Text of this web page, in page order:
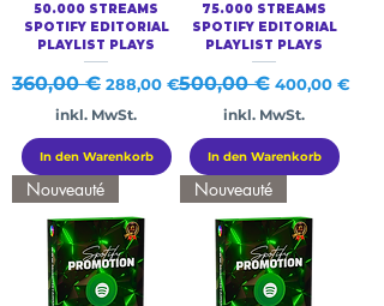
50.000 STREAMS
SPOTIFY EDITORIAL
PLAYLIST PLAYS
Standardpreis
360,00 € Sale-Preis
288,00 €
inkl. MwSt.
In den Warenkorb
75.000 STREAMS
SPOTIFY EDITORIAL
PLAYLIST PLAYS
Standardpreis
500,00 € Sale-Preis
400,00 €
inkl. MwSt.
In den Warenkorb
Nouveauté Nouveauté